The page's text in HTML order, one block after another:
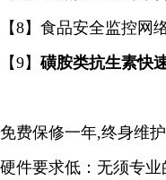
【8】食品安全监控网
【9】磺胺类抗生素快
免费保修一年,终身维
硬件要求低：无须专业